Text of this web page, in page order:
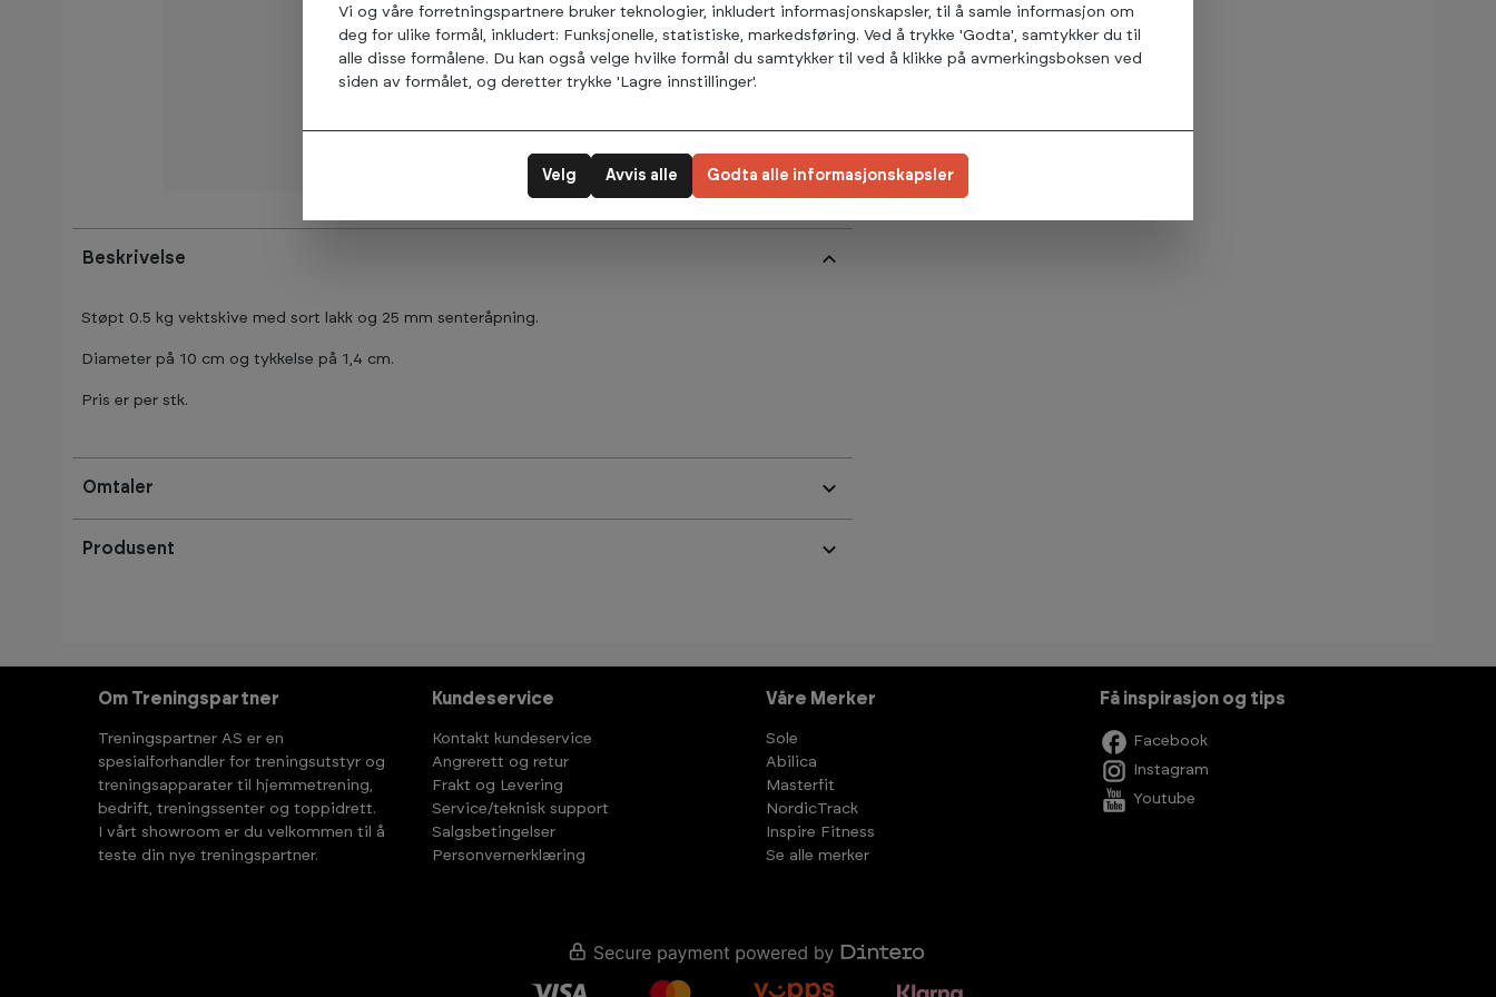
Beskrivelse
Støpt 0.5 kg vektskive med sort lakk og 25 mm senteråpning.
Diameter på 10 cm og tykkelse på 1,4 cm.
Pris er per stk.
Omtaler
Produsent
Om Treningspartner
Treningspartner AS er en
spesialforhandler for treningsutstyr og
treningsapparater til hjemmetrening,
bedrift, treningssenter og toppidrett.
I vårt showroom er du velkommen til å
teste din nye treningspartner.
Kundeservice
Kontakt kundeservice
Angrerett og retur
Frakt og Levering
Service/teknisk support
Salgsbetingelser
Personvernerklæring
Våre Merker
Sole
Abilica
Masterfit
NordicTrack
Inspire Fitness
Se alle merker
Få inspirasjon og tips
Facebook
Instagram
Youtube
Vi og våre forretningspartnere bruker teknologier, inkludert informasjonskapsler, til å samle informasjon om
deg for ulike formål, inkludert: Funksjonelle, statistiske, markedsføring. Ved å trykke 'Godta', samtykker du til
alle disse formålene. Du kan også velge hvilke formål du samtykker til ved å klikke på avmerkingsboksen ved
siden av formålet, og deretter trykke 'Lagre innstillinger'.
Avvis alle
Velg Godta alle informasjonskapsler